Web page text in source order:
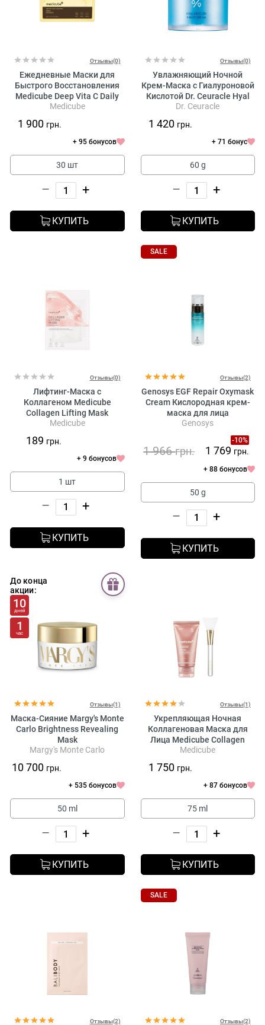
Отзывы(0)
Ежедневные Маски для
Быстрого Восстановления
Medicube Deep Vita C Daily
Quick Mask
Medicube
1 900 грн.
+ 95 бонусов
30 шт
– +
КУПИТЬ
Отзывы(0)
Увлажняющий Ночной
Крем-Маска с Гиалуроновой
Кислотой Dr. Ceuracle Hyal
Reyouth Night Cream
Dr. Ceuracle
1 420 грн.
+ 71 бонус
60 g
– +
КУПИТЬ
Отзывы(0)
Лифтинг-Маска с
Коллагеном Medicube
Collagen Lifting Mask
Medicube
189 грн.
+ 9 бонусов
1 шт
– +
КУПИТЬ
SALE
Отзывы(2)
Genosys EGF Repair Oxymask
Cream Кислородная крем-
маска для лица
Genosys
-10%
1 966грн. 1 769 грн.
+ 88 бонусов
50 g
– +
КУПИТЬ
До конца
акции:
10
дней
1
час
Отзывы(1)
Маска-Сияние Margy's Monte
Carlo Brightness Revealing
Mask
Margy's Monte Carlo
10 700 грн.
+ 535 бонусов
50 ml
– +
КУПИТЬ
Отзывы(1)
Укрепляющая Ночная
Коллагеновая Маска для
Лица Medicube Collagen
Night Wrapping Mask
Medicube
1 750 грн.
+ 87 бонусов
75 ml
– +
КУПИТЬ
Отзывы(2)
SALE
Отзывы(2)